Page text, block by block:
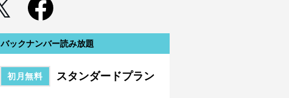
バックナンバー読み放題
初月無料 スタンダードプラン